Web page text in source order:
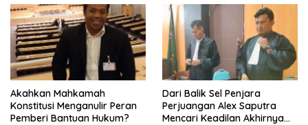
Akahkan Mahkamah
Konstitusi Menganulir Peran
Pemberi Bantuan Hukum?
Dari Balik Sel Penjara
Perjuangan Alex Saputra
Mencari Keadilan Akhirnya